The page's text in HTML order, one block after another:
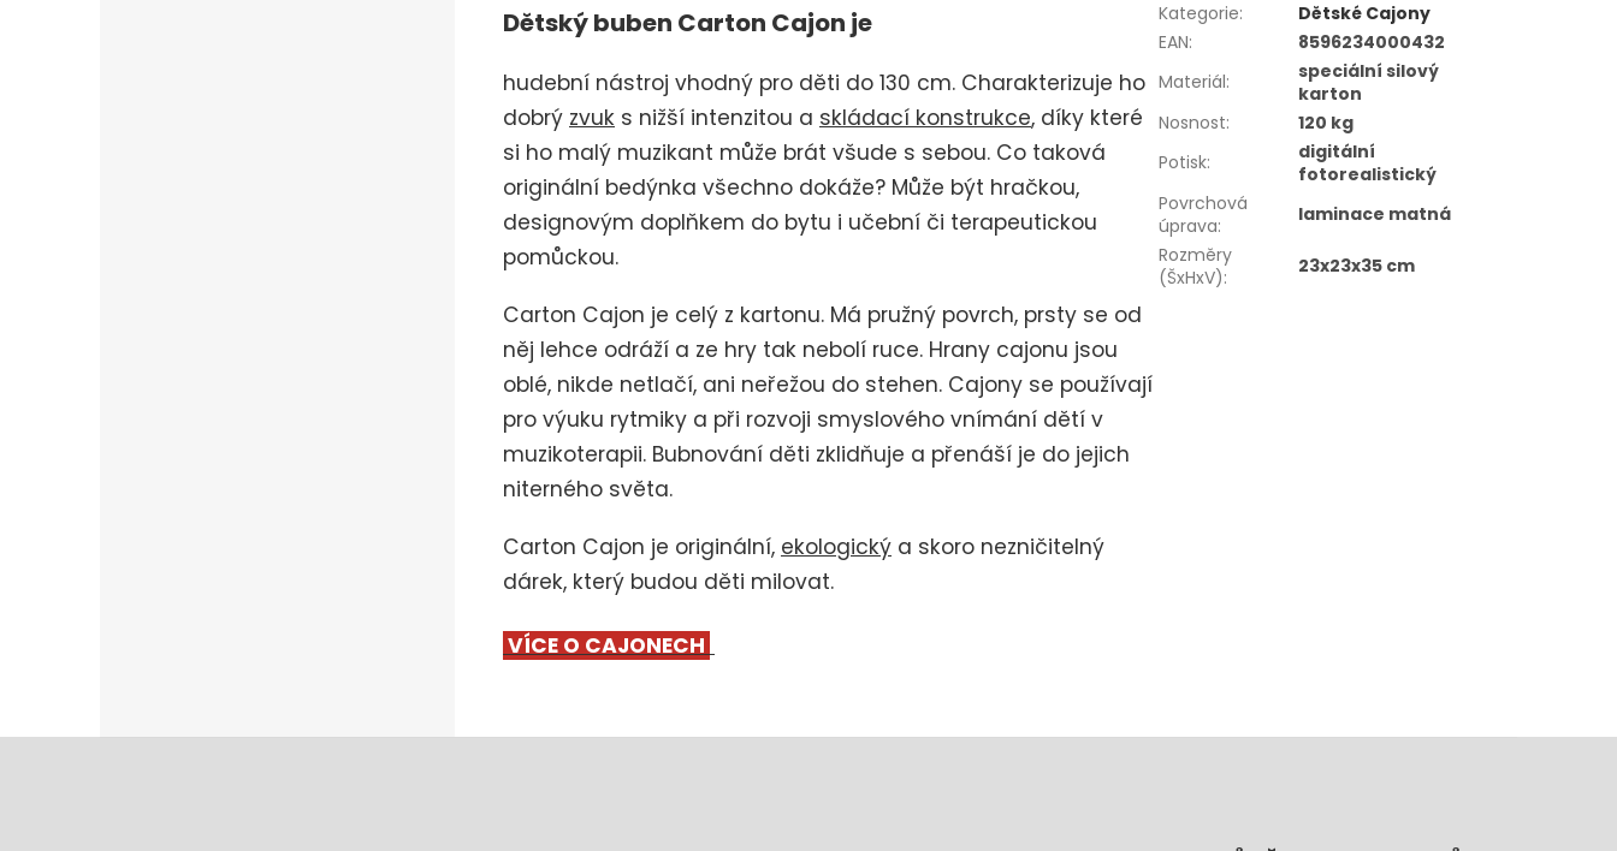
Dětský buben Carton Cajon je
hudební nástroj vhodný pro děti do 130 cm. Charakterizuje ho
dobrý zvuk s nižší intenzitou a skládací konstrukce, díky které
si ho malý muzikant může brát všude s sebou. Co taková
originální bedýnka všechno dokáže? Může být hračkou,
designovým doplňkem do bytu i učební či terapeutickou
pomůckou.
Carton Cajon je celý z kartonu. Má pružný povrch, prsty se od
něj lehce odráží a ze hry tak nebolí ruce. Hrany cajonu jsou
oblé, nikde netlačí, ani neřežou do stehen. Cajony se používají
pro výuku rytmiky a při rozvoji smyslového vnímání dětí v
muzikoterapii. Bubnování děti zklidňuje a přenáší je do jejich
niterného světa.
Carton Cajon je originální, ekologický a skoro nezničitelný
dárek, který budou děti milovat.
VÍCE O CAJONECH
Kategorie:
Dětské Cajony
EAN:
8596234000432
Materiál:
speciální silový
karton
Nosnost:
120 kg
Potisk:
digitální
fotorealistický
Povrchová
úprava:
laminace matná
Rozměry
(ŠxHxV): 23x23x35 cm